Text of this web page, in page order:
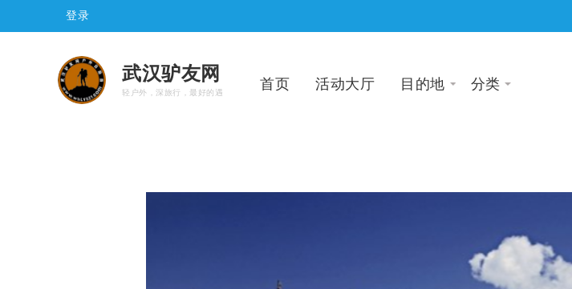
登录
武汉驴友网
轻户外，深旅行，最好的遇
首页 活动大厅 目的地 分类